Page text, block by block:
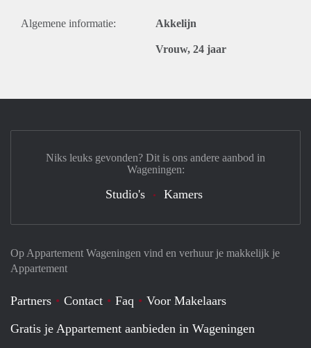
Algemene informatie: Akkelijn
Vrouw, 24 jaar
Op Appartement Wageningen vind en verhuur je makkelijk je
Appartement
Partners Contact Faq
Voor Makelaars
Gratis je Appartement aanbieden in Wageningen
Niks leuks gevonden? Dit is ons andere aanbod in
Wageningen:
Studio's Kamers